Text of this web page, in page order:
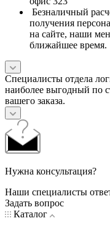
Безналичный
получения
на сайте, наши
ближайшее время.
Специалисты отдела
наиболее выгодный по
вашего заказа.
Нужна консультация?
Наши специалисты
Задать вопрос
Каталог